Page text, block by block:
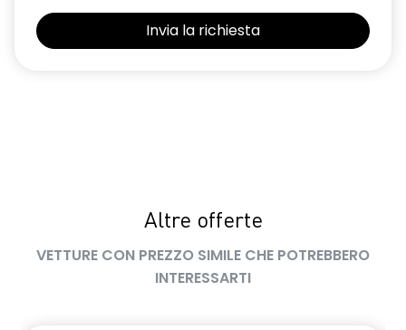
Selleria Stepway in tessuto blu e nero
Volante regolabile in altezza e profondità
Altre offerte
VETTURE CON PREZZO SIMILE CHE POTREBBERO
INTERESSARTI